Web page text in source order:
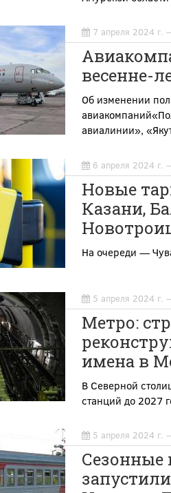
7 апреля 2024 г.
весенне-
Об изменении
авиалинии»,
6 апреля 2024 г.
Новые
Казани,
На очереди —
5 апреля 2024 г.
Метро:
имена в
В Северной
станций до 2027
5 апреля 2024 г.
Сезонные